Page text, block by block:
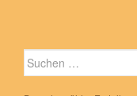
Suche
nach: